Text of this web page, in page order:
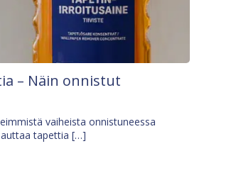
– Näin onnistut
vaiheista onnistuneessa
auttaa tapettia […]